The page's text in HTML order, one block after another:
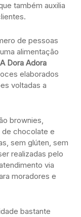
também auxilia
de pessoas
alimentação
A Dora Adora
elaborados
voltadas a
brownies,
de chocolate e
sem glúten, sem
realizadas pelo
via
moradores e
bastante